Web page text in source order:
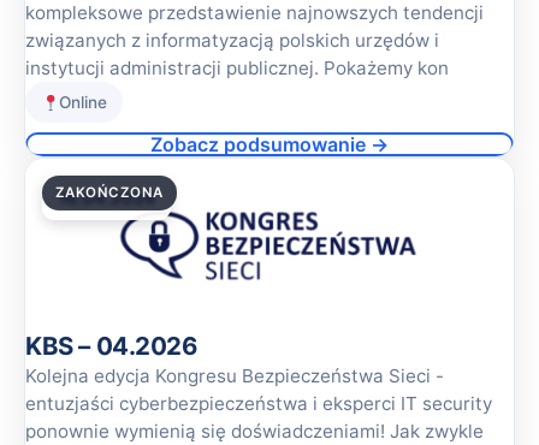
kompleksowe przedstawienie najnowszych tendencji
związanych z informatyzacją polskich urzędów i
instytucji administracji publicznej. Pokażemy kon
Online
Zobacz podsumowanie →
16.04.2026
ZAKOŃCZONA
KBS – 04.2026
Kolejna edycja Kongresu Bezpieczeństwa Sieci -
entuzjaści cyberbezpieczeństwa i eksperci IT security
ponownie wymienią się doświadczeniami! Jak zwykle